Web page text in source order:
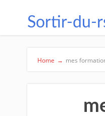
Sortir-du-
Home → mes